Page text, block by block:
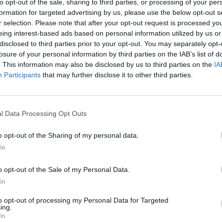
opt-out of the sale, sharing to third parties, or processing of your
for targeted advertising by us, please use the below opt-out
selection. Please note that after your opt-out request is processed
interest-based ads based on personal information utilized by us
to third parties prior to your opt-out. You may separately
of your personal information by third parties on the IAB’s list of
This information may also be disclosed by us to third parties on the
Participants that may further disclose it to other third parties.
Data Processing Opt Outs
opt-out of the Sharing of my personal data.
opt-out of the Sale of my Personal Data.
opt-out of processing my Personal Data for Targeted
que las sesiones presenciales, con la